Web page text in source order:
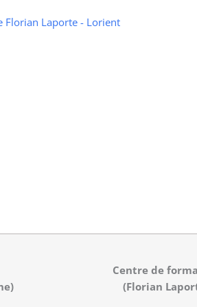
Florian Laporte - Lorient
Centre de
(Florian